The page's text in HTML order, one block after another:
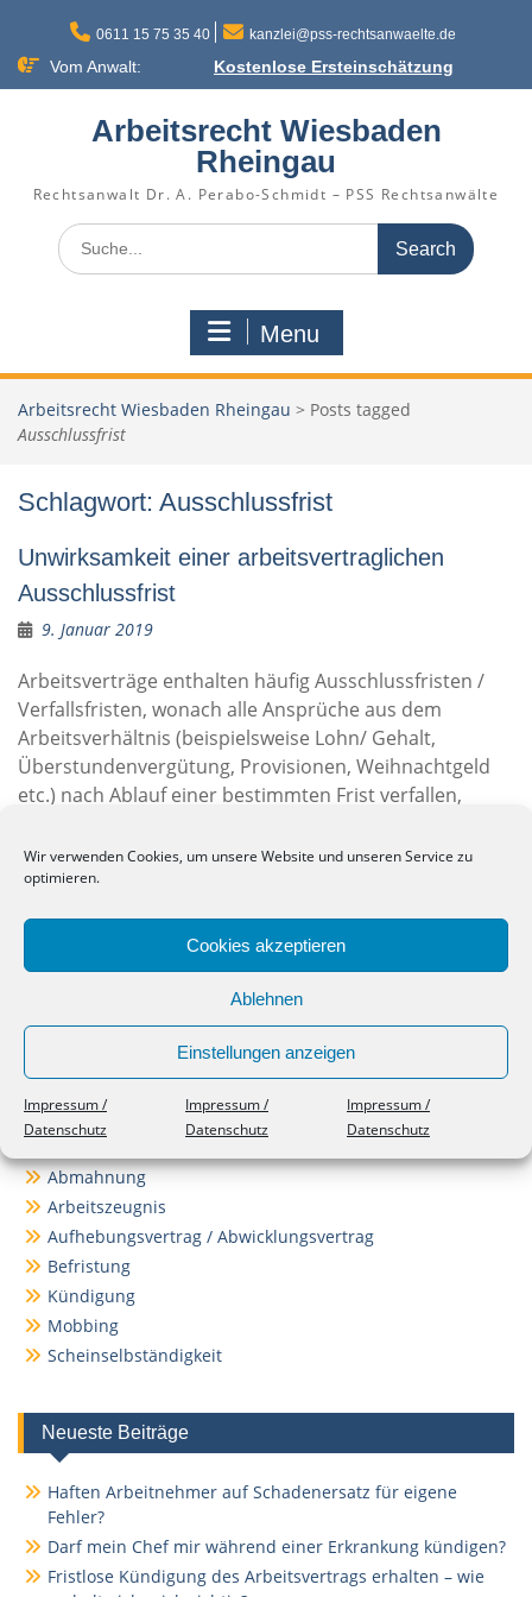
Wir verwenden Cookies, um unsere Website und unseren Service zu
optimieren.
Cookies akzeptieren
Ablehnen
Einstellungen anzeigen
Impressum /
Datenschutz
Impressum /
Datenschutz
Impressum /
Datenschutz
content
0611 15 75 35 40 kanzlei@pss-rechtsanwaelte.de
Vom Anwalt: Kostenlose Ersteinschätzung
Arbeitsrecht Wiesbaden
Rheingau
Rechtsanwalt Dr. A. Perabo-Schmidt – PSS Rechtsanwälte
Search
for:
Menu
Arbeitsrecht Wiesbaden Rheingau > Posts tagged
Ausschlussfrist
Schlagwort: Ausschlussfrist
Unwirksamkeit einer arbeitsvertraglichen
Ausschlussfrist
9. Januar 2019
Arbeitsverträge enthalten häufig Ausschlussfristen /
Verfallsfristen, wonach alle Ansprüche aus dem
Arbeitsverhältnis (beispielsweise Lohn/ Gehalt,
Überstundenvergütung, Provisionen, Weihnachtgeld
etc.) nach Ablauf einer bestimmten Frist verfallen,
Arbeitgeber geltend gemacht werden. Das
Bundesarbeitsgericht hält solche Klauseln zwar
Anforderungen an… weiter lesen …
Abmahnung
Arbeitszeugnis
Aufhebungsvertrag / Abwicklungsvertrag
Befristung
Kündigung
Mobbing
Scheinselbständigkeit
Neueste Beiträge
Haften Arbeitnehmer auf Schadenersatz für eigene
Fehler?
Darf mein Chef mir während einer Erkrankung kündigen?
Fristlose Kündigung des Arbeitsvertrags erhalten – wie